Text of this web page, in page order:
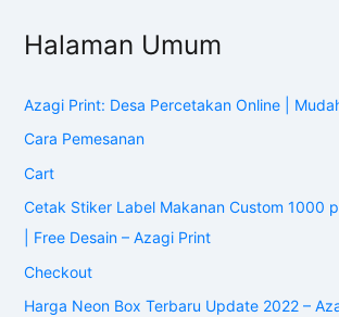
Halaman Umum
Azagi Print: Desa Percetakan Online |
Cara Pemesanan
Cart
Cetak Stiker Label Makanan Custom 1000
| Free Desain – Azagi Print
Checkout
Harga Neon Box Terbaru Update 2022 –